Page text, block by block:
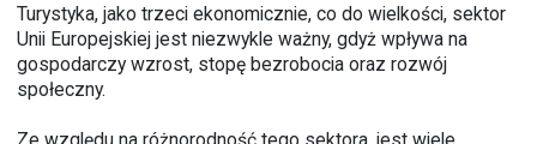
Turystyka, jako trzeci ekonomicznie, co do wielkości, sektor
Unii Europejskiej jest niezwykle ważny, gdyż wpływa na
gospodarczy wzrost, stopę bezrobocia oraz rozwój
społeczny.